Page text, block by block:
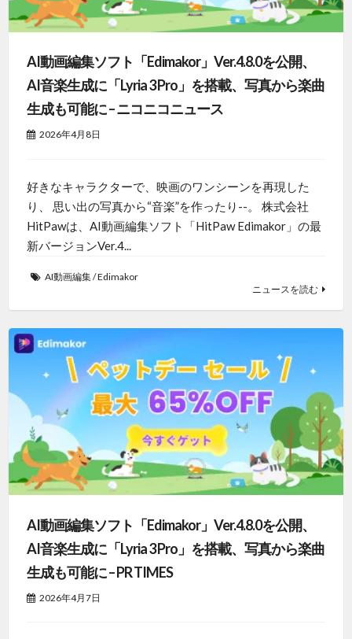
AI動画編集ソフト「Edimakor」Ver.4.8.0を公開、
AI音楽生成に「Lyria 3 Pro」を搭載、写真から楽曲
生成も可能に – ニコニコニュース
2026年4月8日
好きなキャラクターで、映画のワンシーンを再現した
り、 思い出の写真から“音楽”を作ったり--。 株式会社
HitPawは、AI動画編集ソフト「HitPaw Edimakor」の最
新バージョンVer.4...
AI動画編集/Edimakor
ニュースを読む
AI動画編集ソフト「Edimakor」Ver.4.8.0を公開、
AI音楽生成に「Lyria 3 Pro」を搭載、写真から楽曲
生成も可能に – PR TIMES
2026年4月7日